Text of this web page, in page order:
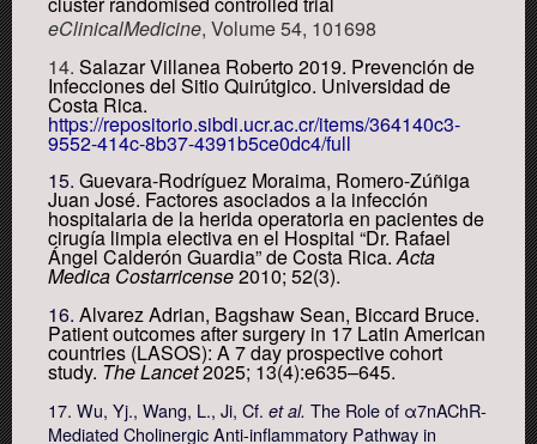
eClinicalMedicine, Volume 54, 101698
14. Salazar Villanea Roberto 2019. Prevención de
Infecciones del Sitio Quirútgico. Universidad de
Costa Rica.
https://repositorio.sibdi.ucr.ac.cr/items/364140c3-
9552-414c-8b37-4391b5ce0dc4/full
15. Guevara-Rodríguez Moraima, Romero-Zúñiga
Juan José. Factores asociados a la infección
hospitalaria de la herida operatoria en pacientes de
cirugía limpia electiva en el Hospital “Dr. Rafael
Ángel Calderón Guardia” de Costa Rica.Acta
Medica Costarricense2010; 52(3).
16. Alvarez Adrian, Bagshaw Sean, Biccard Bruce.
Patient outcomes after surgery in 17 Latin American
countries (LASOS): A 7 day prospective cohort
study. The Lancet2025; 13(4):e635–645.
17. Wu, Yj., Wang, L., Ji, Cf. et al. The Role of α7nAChR-
Mediated Cholinergic Anti-inflammatory Pathway in